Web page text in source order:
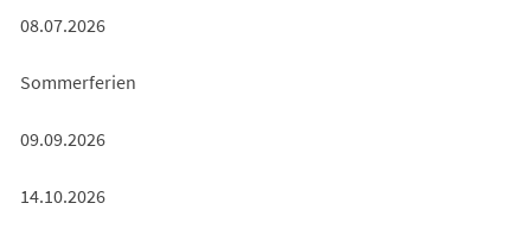
08.07.2026
Sommerferien
09.09.2026
14.10.2026